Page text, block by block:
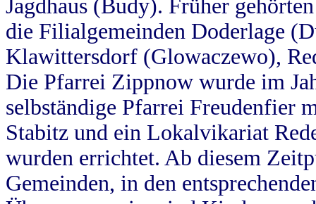
Jagdhaus (Budy). Früher
die Filialgemeinden Doderlage
Klawittersdorf (Glowaczewo),
Die Pfarrei Zippnow wurde im
selbständige Pfarrei Freudenfier
Stabitz und ein Lokalvikariat
wurden errichtet. Ab diesem
Gemeinden, in den